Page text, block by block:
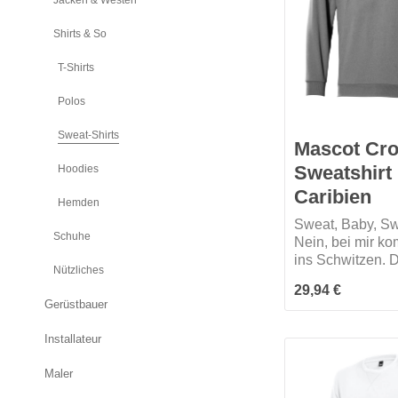
Shirts & So
T-Shirts
Polos
Sweat-Shirts
Hoodies
Hemden
Schuhe
Nützliches
Gerüstbauer
Installateur
Maler
Mascot
Sweatshirt
Caribien
Sweat, Baby,
Nein, bei mir
ins Schwitzen.
Baumwollanteil
ich Feuchtigkeit
dadurch werde
Regulärer Preis:
29,94 €